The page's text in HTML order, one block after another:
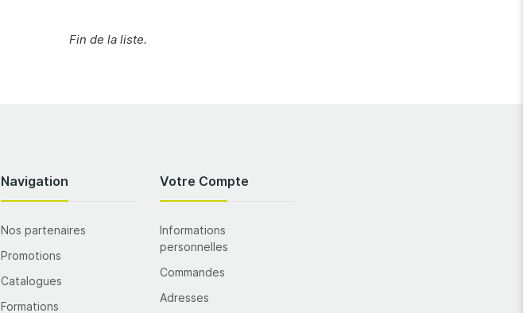
Fin de la liste.
Navigation
Nos partenaires
Promotions
Catalogues
Formations
Votre Compte
Informations
personnelles
Commandes
Adresses